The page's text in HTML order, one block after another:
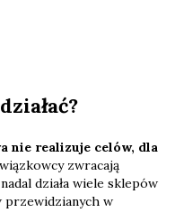
nie realizuje celów, dla
zwracają
działa wiele sklepów
przewidzianych w